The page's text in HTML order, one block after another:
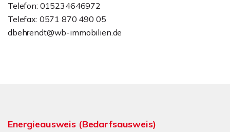
Telefon: 015234646972
Telefax: 0571 870 490 05
dbehrendt@wb-immobilien.de
Energieausweis (Bedarfsausweis)